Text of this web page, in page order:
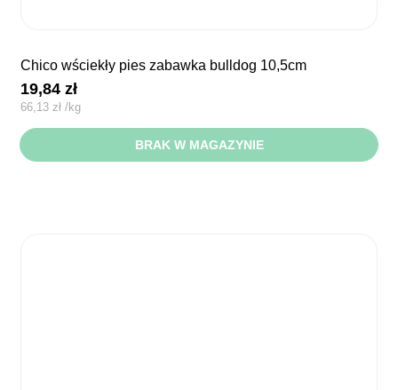
chico wściekły pies zabawka bulldog 10,5cm
19,84zł
66,13 zł /kg
BRAK W MAGAZYNIE